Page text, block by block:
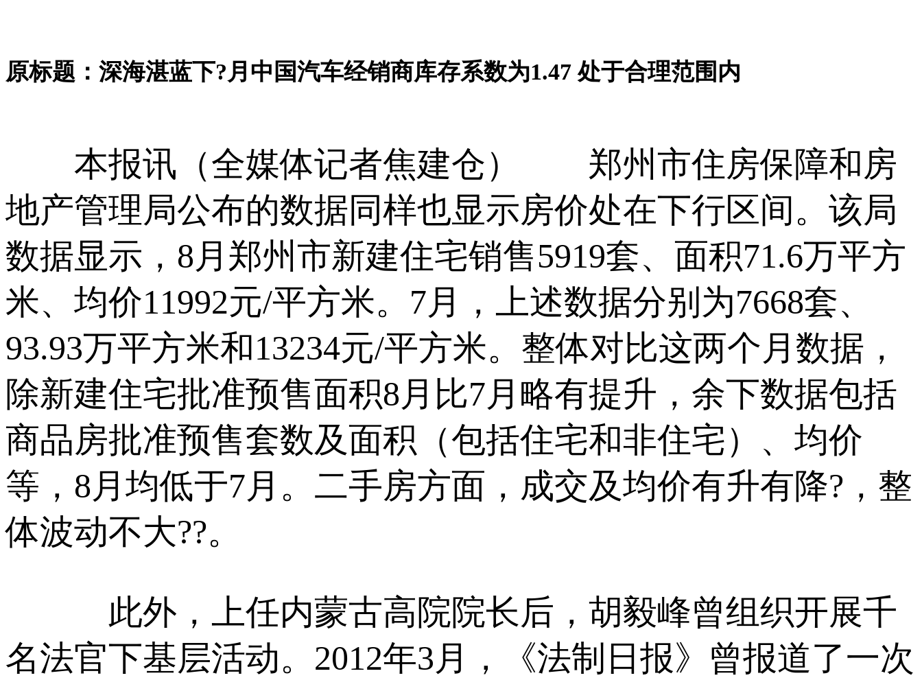
原标题：深海湛蓝下?月中国汽车经销商库存系数为1.47 处于合理范围内
本报讯（全媒体记者焦建仓） 郑州市住房保障和房
地产管理局公布的数据同样也显示房价处在下行区间。该局
数据显示，8月郑州市新建住宅销售5919套、面积71.6万平方
米、均价11992元/平方米。7月，上述数据分别为7668套、
93.93万平方米和13234元/平方米。整体对比这两个月数据，
除新建住宅批准预售面积8月比7月略有提升，余下数据包括
商品房批准预售套数及面积（包括住宅和非住宅）、均价
等，8月均低于7月。二手房方面，成交及均价有升有降?，整
体波动不大??。
此外，上任内蒙古高院院长后，胡毅峰曾组织开展千
名法官下基层活动。2012年3月，《法制日报》曾报道了一次